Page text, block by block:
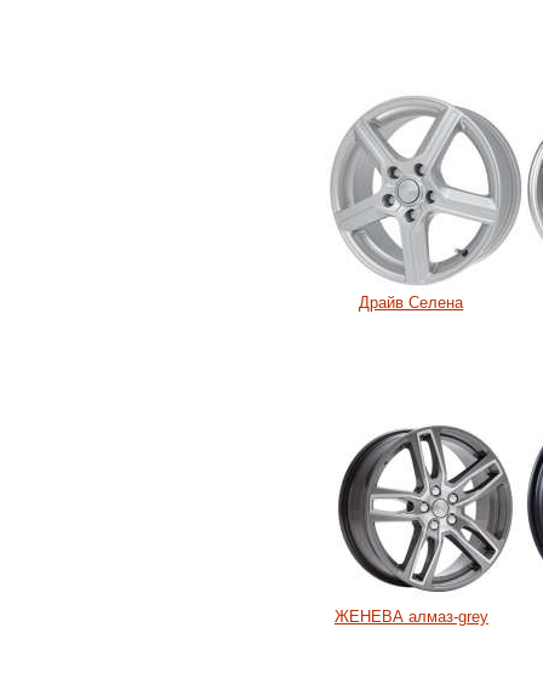
Драйв Селена
ЖЕНЕВА алмаз-grey